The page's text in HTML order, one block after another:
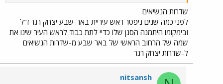
שדרות הנשיאים
לפני כמה שנים ניפטר ראש עיריית באר-שבע יצחק רגר ז"ל
ובימקומו היתמנה הסגן שלו כדיי לתת כבוד לראש העיר שינו את
שמה של הרחוב הראשי של באר שבע מ-שדרות הנשיאים
ל-שדרות יצחק רגר
nitsansh